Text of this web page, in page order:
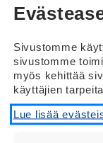
Kondomi
toivotuilta
silloin, kun
Sivustomme
sivustomme
myös kehittää
käyttäjien
Lue lisää